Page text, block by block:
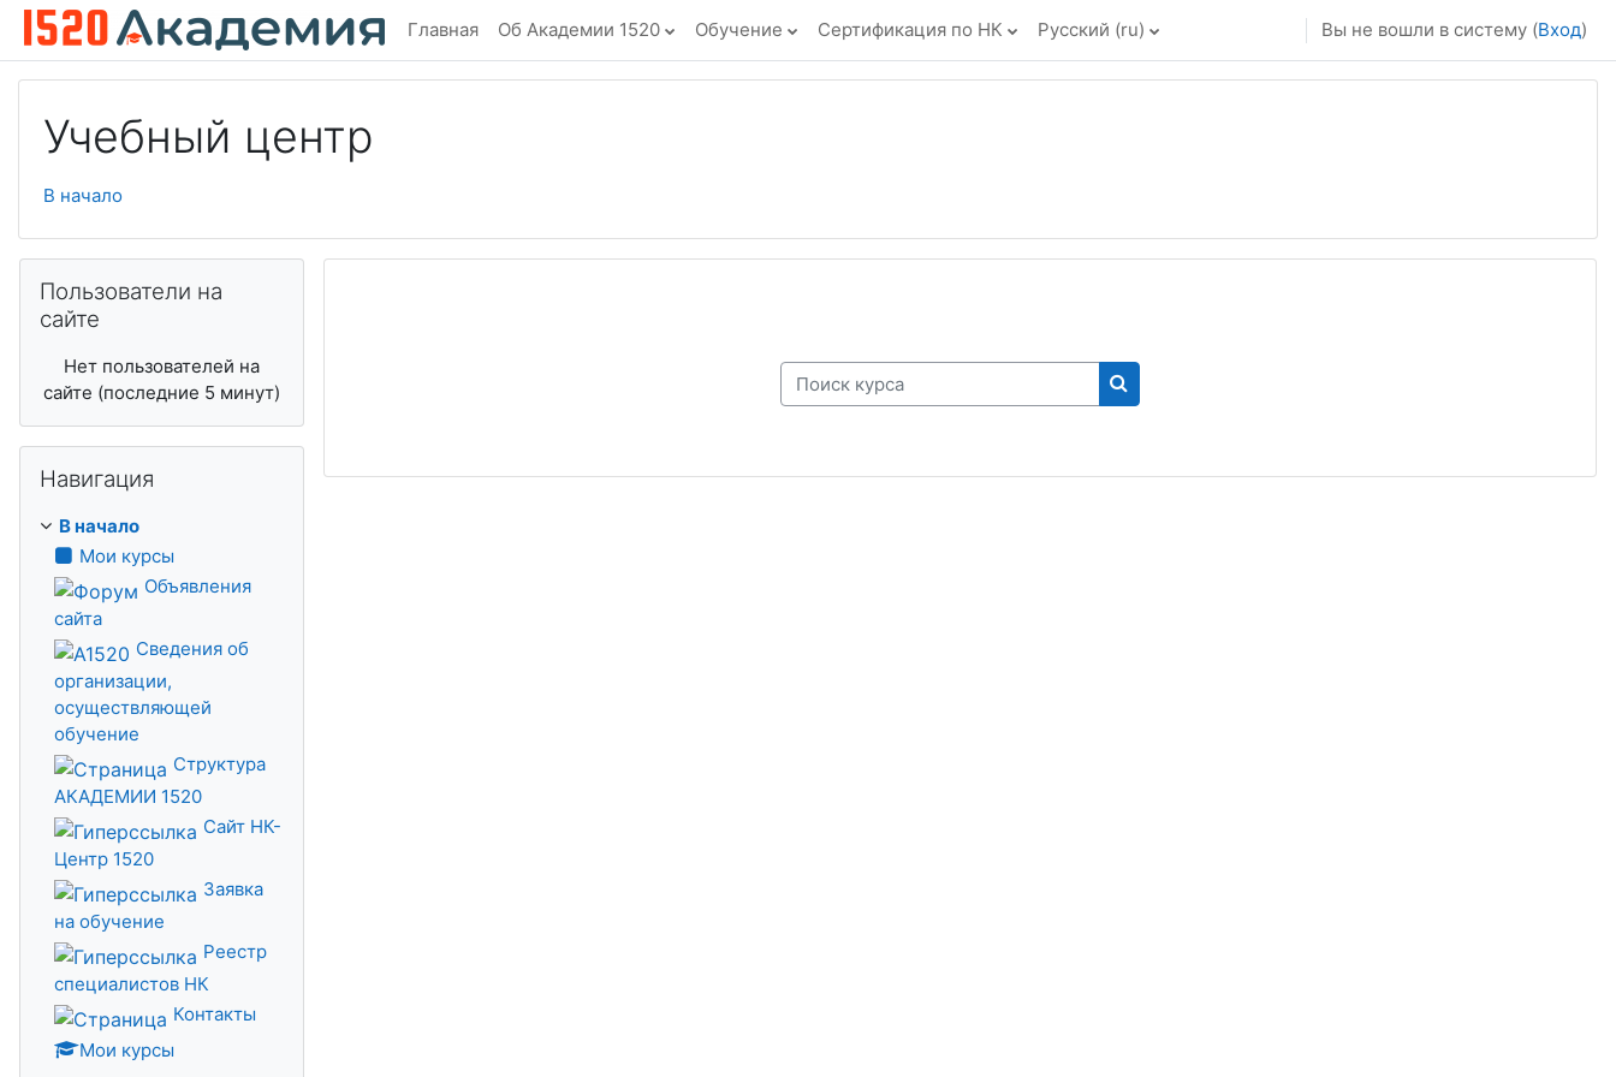
Перейти к основному содержанию
Главная Об Академии 1520 Обучение Сертификация по НК Русский ‎(ru)‎ Вы не вошли в систему (Вход)
Учебный центр
В начало
Поиск курса
Поиск курса
Пользователи на
сайте
Нет пользователей на
сайте (последние 5 минут)
Навигация
В начало
Мои курсы
Объявления
сайта
Сведения об
организации,
осуществляющей
обучение
Структура
АКАДЕМИИ 1520
Сайт НК-
Центр 1520
Заявка
на обучение
Реестр
специалистов НК
Контакты
Мои курсы